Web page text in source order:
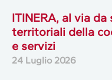
ITINERA, al via
territoriali della
e servizi
24 Luglio 2026